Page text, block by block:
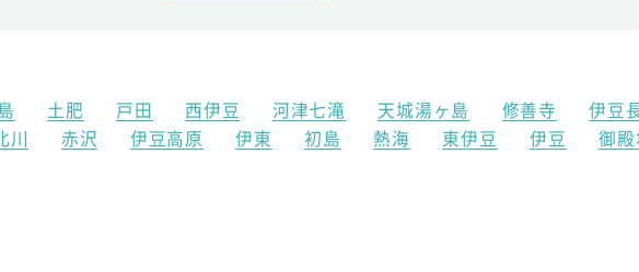
土肥 戸田 西伊豆 河津七滝 天城湯ヶ島 修善寺 伊豆
川 赤沢 伊豆高原 伊東 初島 熱海 東伊豆 伊豆 御殿